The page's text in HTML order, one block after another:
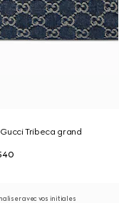
Tribeca grand
avec vos initiales